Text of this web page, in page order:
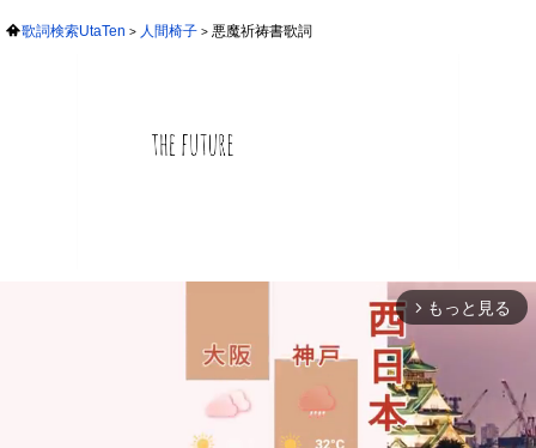
歌詞検索UtaTen 人間椅子 悪魔祈祷書歌詞
arrow_forward_ios もっと見る